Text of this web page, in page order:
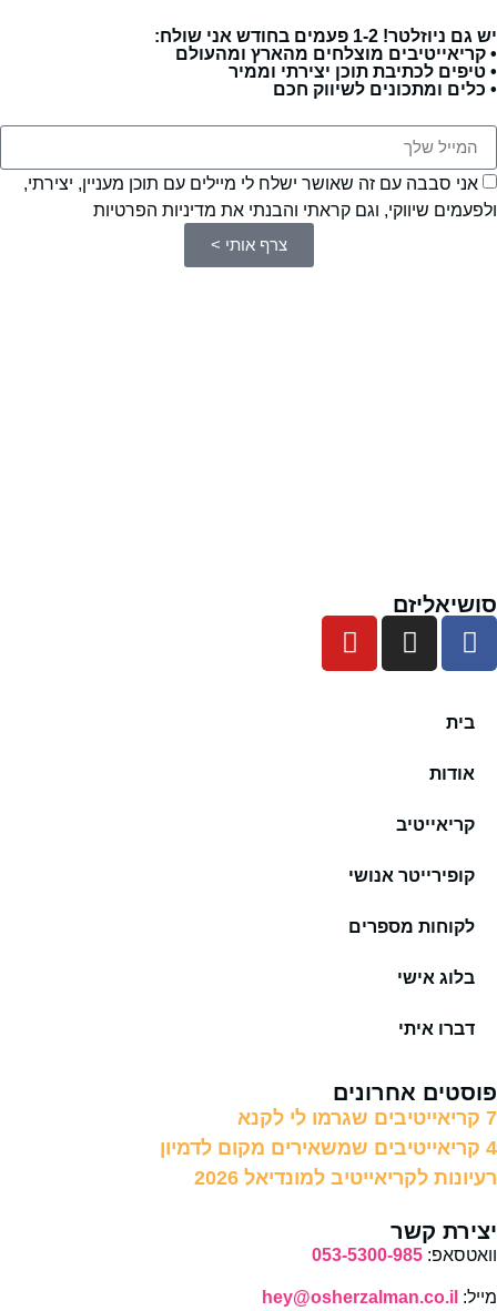
יש גם ניוזלטר! 1-2 פעמים בחודש אני שולח:
• קריאייטיבים מוצלחים מהארץ ומהעולם
• טיפים לכתיבת תוכן יצירתי וממיר
• כלים ומתכונים לשיווק חכם
אני סבבה עם זה שאושר ישלח לי מיילים עם תוכן מעניין, יצירתי,
ולפעמים שיווקי, וגם קראתי והבנתי את מדיניות הפרטיות
צרף אותי >
סושיאליזם
בית
אודות
קריאייטיב
קופירייטר אנושי
לקוחות מספרים
בלוג אישי
דברו איתי
פוסטים אחרונים
7 קריאייטיבים שגרמו לי לקנא
4 קריאייטיבים שמשאירים מקום לדמיון
רעיונות לקריאייטיב למונדיאל 2026
יצירת קשר
וואטסאפ: 053-5300-985
מייל: hey@osherzalman.co.il